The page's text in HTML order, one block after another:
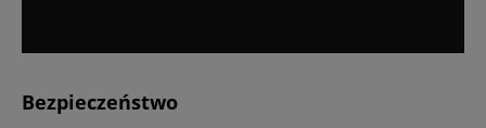
Bezpieczeństwo